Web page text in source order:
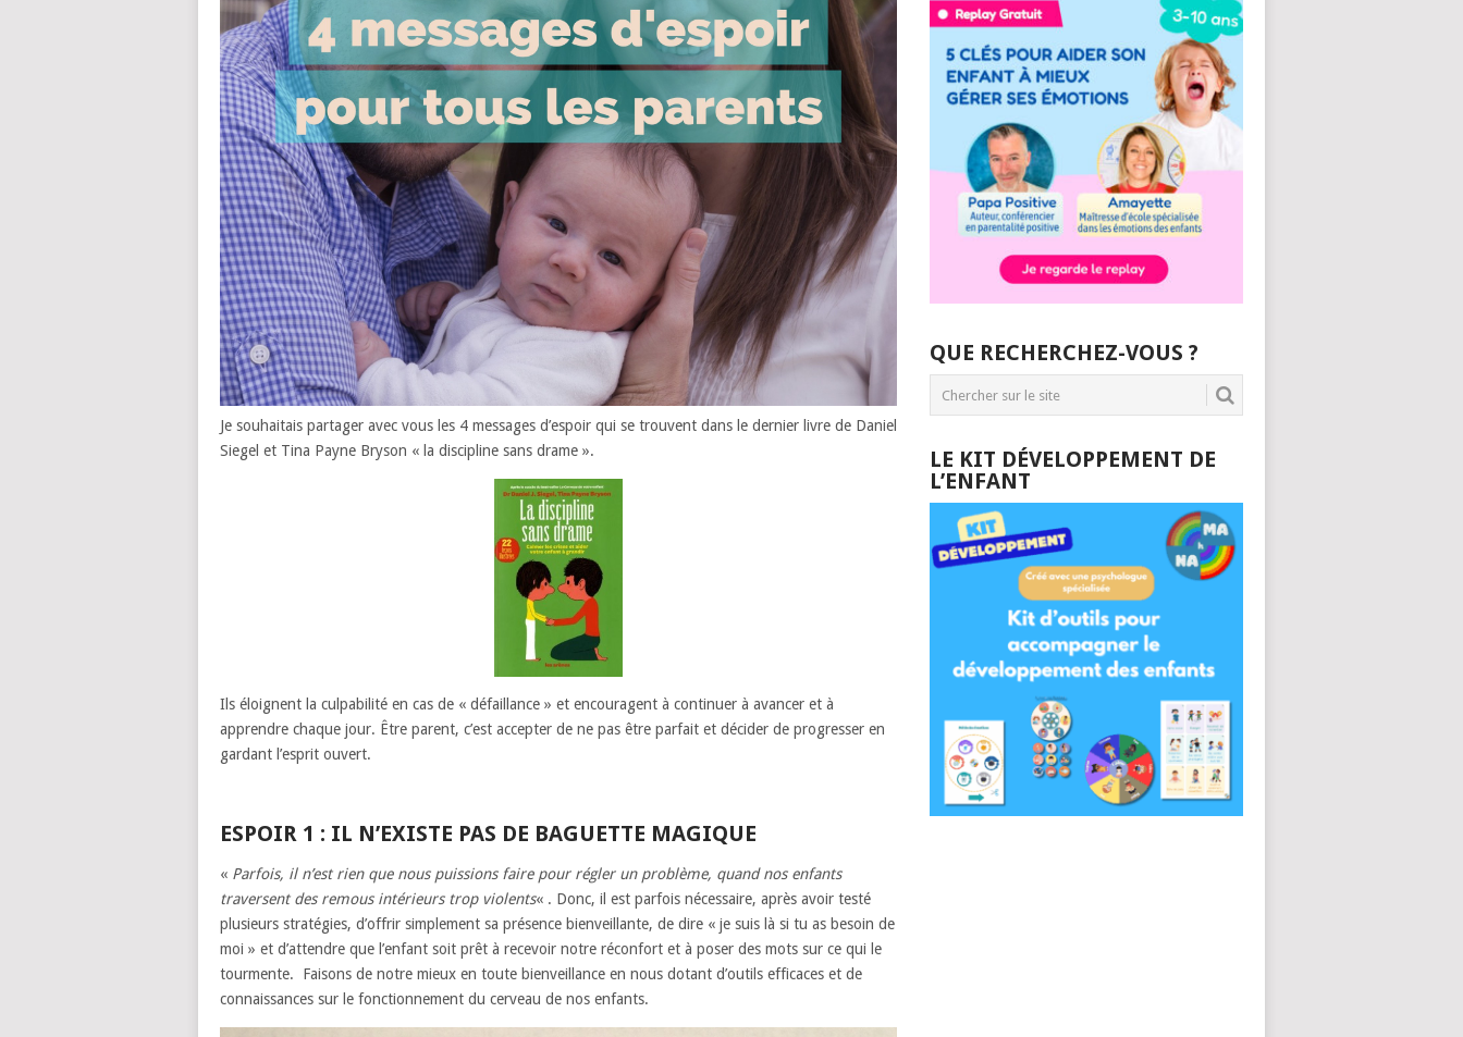
Je souhaitais partager avec vous les 4 messages d’espoir qui se trouvent dans le dernier livre de Daniel
Siegel et Tina Payne Bryson « la discipline sans drame ».
Ils éloignent la culpabilité en cas de « défaillance » et encouragent à continuer à avancer et à
apprendre chaque jour. Être parent, c’est accepter de ne pas être parfait et décider de progresser en
gardant l’esprit ouvert.
ESPOIR 1 : IL N’EXISTE PAS DE BAGUETTE MAGIQUE
« Parfois, il n’est rien que nous puissions faire pour régler un problème, quand nos enfants
traversent des remous intérieurs trop violents« . Donc, il est parfois nécessaire, après avoir testé
plusieurs stratégies, d’offrir simplement sa présence bienveillante, de dire « je suis là si tu as besoin de
moi » et d’attendre que l’enfant soit prêt à recevoir notre réconfort et à poser des mots sur ce qui le
tourmente. Faisons de notre mieux en toute bienveillance en nous dotant d’outils efficaces et de
connaissances sur le fonctionnement du cerveau de nos enfants.
QUE RECHERCHEZ-VOUS ?
LE KIT DÉVELOPPEMENT DE
L’ENFANT